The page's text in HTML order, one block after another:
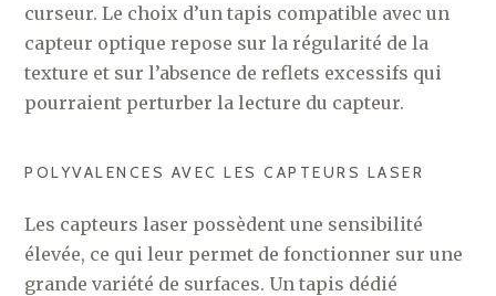
curseur. Le choix d’un tapis compatible avec un
capteur optique repose sur la régularité de la
texture et sur l’absence de reflets excessifs qui
pourraient perturber la lecture du capteur.
POLYVALENCES AVEC LES CAPTEURS LASER
Les capteurs laser possèdent une sensibilité
élevée, ce qui leur permet de fonctionner sur une
grande variété de surfaces. Un tapis dédié